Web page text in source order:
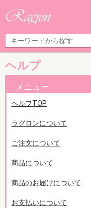
ヘルプ
メニュー
ヘルプTOP
ラグロンについて
ご注文について
商品について
商品のお届けについて
お支払いについて